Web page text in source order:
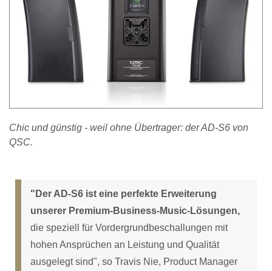
Chic und günstig - weil ohne Übertrager: der AD-S6 von
QSC.
"Der AD-S6 ist eine perfekte Erweiterung
unserer Premium-Business-Music-Lösungen,
die speziell für Vordergrundbeschallungen mit
hohen Ansprüchen an Leistung und Qualität
ausgelegt sind", so Travis Nie, Product Manager